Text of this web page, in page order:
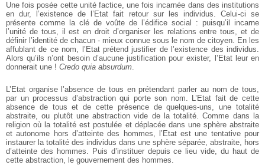
Une fois posée cette unité factice, une fois incarnée dans des institutions
en dur, l’existence de l’Etat fait retour sur les individus. Celui-ci se
présente comme la clé de voûte de l’édifice social : puisqu’il incarne
l’unité de tous, il est en droit d’organiser les relations entre tous, et de
définir l’identité de chacun - mieux connue sous le nom de citoyen. En les
affublant de ce nom, l’Etat prétend justifier de l’existence des individus.
Alors qu’ils n’ont besoin d’aucune justification pour exister, l’Etat leur en
donnerait une ! Credo quia absurdum.
L’Etat organise l’absence de tous en prétendant parler au nom de tous,
par un processus d’abstraction qui porte son nom. L’Etat fait de cette
absence de tous et de cette présence de quelques-uns, une totalité
abstraite, ou plutôt une abstraction vide de la totalité. Comme dans la
religion où la totalité est postulée et déplacée dans une sphère abstraite
et autonome hors d’atteinte des hommes, l’Etat est une tentative pour
instaurer la totalité des individus dans une sphère séparée, abstraite, hors
d’atteinte des hommes. Puis d’instituer depuis ce lieu vide, du haut de
cette abstraction, le gouvernement des hommes.